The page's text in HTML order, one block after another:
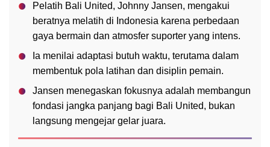
Pelatih Bali United, Johnny Jansen, mengakui
beratnya melatih di Indonesia karena perbedaan
gaya bermain dan atmosfer suporter yang intens.
Ia menilai adaptasi butuh waktu, terutama dalam
membentuk pola latihan dan disiplin pemain.
Jansen menegaskan fokusnya adalah membangun
fondasi jangka panjang bagi Bali United, bukan
langsung mengejar gelar juara.